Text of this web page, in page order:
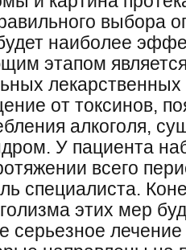
выбора
наиболее
этапом
лекарственных
от токсинов,
алкоголя,
У пациента
всего
специалиста.
этих мер
серьезное